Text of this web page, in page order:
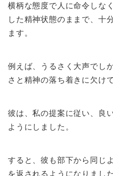
横柄な態度で人に命令しな
した精神状態のままで、十
ます。
例えば、うるさく大声でし
さと精神の落ち着きに欠け
彼は、私の提案に従い、良
ようにしました。
すると、彼も部下から同じ
を返されるようになりました